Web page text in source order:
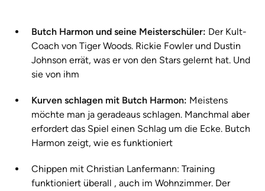
Butch Harmon und seine Meisterschüler: Der Kult-
Coach von Tiger Woods. Rickie Fowler und Dustin
Johnson errät, was er von den Stars gelernt hat. Und
sie von ihm
Kurven schlagen mit Butch Harmon: Meistens
möchte man ja geradeaus schlagen. Manchmal aber
erfordert das Spiel einen Schlag um die Ecke. Butch
Harmon zeigt, wie es funktioniert
Chippen mit Christian Lanfermann: Training
funktioniert überall , auch im Wohnzimmer. Der